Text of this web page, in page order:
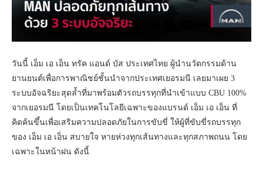
วันนี้ เอ็ม เอ เอ็น ทรัค แอนด์ บัส ประเทศไทย ผู้นำนวัตกรรมด้าน
ยานยนต์เพื่อการพาณิชย์ชั้นนำจากประเทศเยอรมนี เลยมาเผย 3
ระบบอัจฉริยะสุดล้ำที่มาพร้อมตัวรถบรรทุกที่นำเข้าแบบ CBU 100%
จากเยอรมนี โดยเป็นเทคโนโลยีเฉพาะของแบรนด์ เอ็ม เอ เอ็น ที่
คิดค้นขึ้นเพื่อเสริมความปลอดภัยในการขับขี่ ให้ผู้ที่ขับขี่รถบรรทุก
ของ เอ็ม เอ เอ็น สบายใจ หายห่วงทุกเส้นทางและทุกสภาพถนน โดย
เฉพาะในหน้าฝน ดังนี้